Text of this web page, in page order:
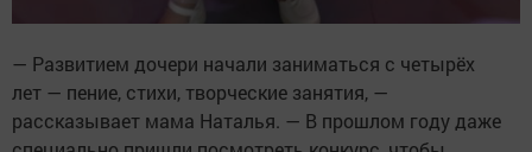
— Развитием дочери начали заниматься с четырёх
лет — пение, стихи, творческие занятия, —
рассказывает мама Наталья. — В прошлом году даже